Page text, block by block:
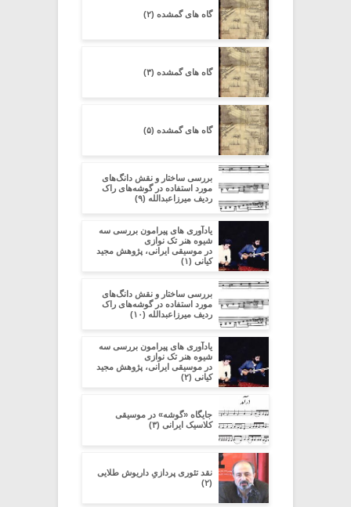
گاه های گمشده (۲)
گاه های گمشده (۳)
گاه های گمشده (۵)
بررسی ساختار و نقش دانگ‌های
مورد استفاده در گوشه‌های راک
ردیف میرزاعبدالله (۹)
یادآوری های پیرامون بررسی سه
شیوه هنر تک نوازی
در موسیقی ایرانی، پژوهش مجید
کیانی (۱)
بررسی ساختار و نقش دانگ‌های
مورد استفاده در گوشه‌های راک
ردیف میرزاعبدالله (۱۰)
یادآوری های پیرامون بررسی سه
شیوه هنر تک نوازی
در موسیقی ایرانی، پژوهش مجید
کیانی (۲)
جایگاه «گوشه» در موسیقی
کلاسیک ایرانی (۳)
نقد تئوری پردازیِ داریوش طلایی
(۲)